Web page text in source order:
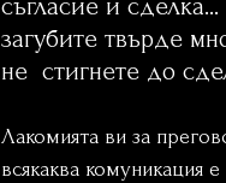
съгласие и
загубите твърде
не  стигнете до
Лакомията ви за
всякаква комуникация е